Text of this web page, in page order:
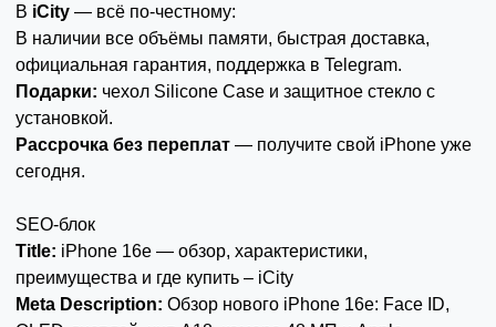
В iCity — всё по-честному:
В наличии все объёмы памяти, быстрая доставка,
официальная гарантия, поддержка в Telegram.
Подарки: чехол Silicone Case и защитное стекло с
установкой.
Рассрочка без переплат — получите свой iPhone уже
сегодня.
SEO-блок
Title: iPhone 16e — обзор, характеристики,
преимущества и где купить – iCity
Meta Description: Обзор нового iPhone 16e: Face ID,